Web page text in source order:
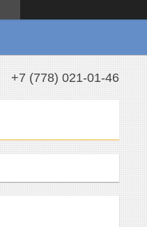
+7 (778) 021-01-46